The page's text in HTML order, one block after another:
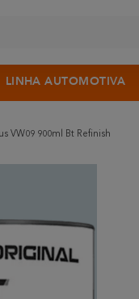
LINHA AUTOMOTIVA
VW09 900ml Bt Refinish